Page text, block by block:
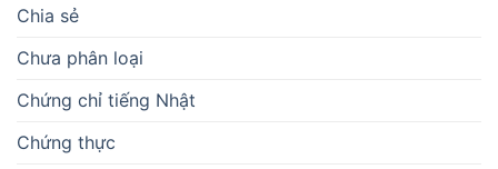
Chia sẻ
Chưa phân loại
Chứng chỉ tiếng Nhật
Chứng thực